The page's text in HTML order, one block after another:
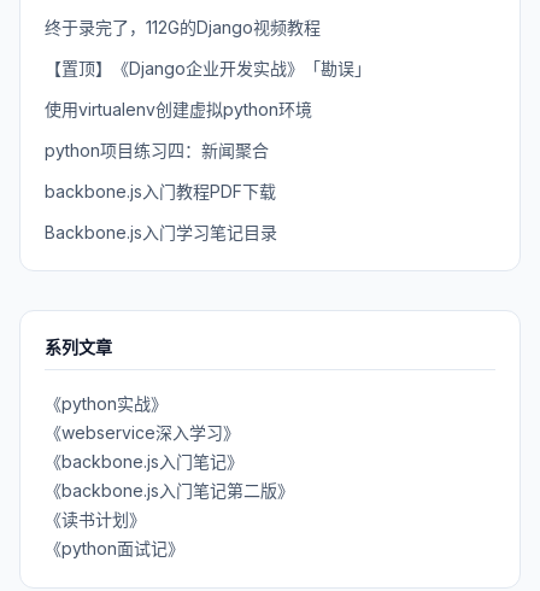
终于录完了，112G的Django视频教程
【置顶】《Django企业开发实战》「勘误」
使用virtualenv创建虚拟python环境
python项目练习四：新闻聚合
backbone.js入门教程PDF下载
Backbone.js入门学习笔记目录
系列文章
《python实战》
《webservice深入学习》
《backbone.js入门笔记》
《backbone.js入门笔记第二版》
《读书计划》
《python面试记》